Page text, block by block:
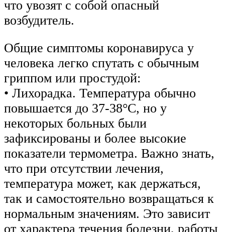
что увозят с собой опасный
возбудитель.
Общие симптомы коронавируса у
человека легко спутать с обычным
гриппом или простудой:
• Лихорадка. Температура обычно
повышается до 37-38°С, но у
некоторых больных были
зафиксированы и более высокие
показатели термометра. Важно знать,
что при отсутствии лечения,
температура может, как держаться,
так и самостоятельно возвращаться к
нормальным значениям. Это зависит
от характера течения болезни, работы